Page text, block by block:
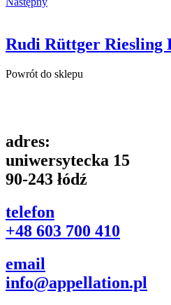
Rudi Rüttger Riesling
Powrót do sklepu
adres:
uniwersytecka 15
90-243 łódź
telefon
+48 603 700 410
email
info@appellation.pl